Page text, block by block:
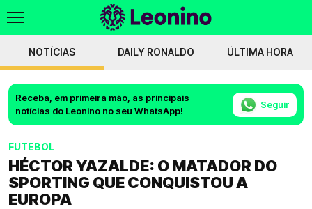
NOTÍCIAS DAILY RONALDO ÚLTIMA HORA
Receba, em primeira mão, as principais
notícias do Leonino no seu WhatsApp!
Seguir
FUTEBOL
HÉCTOR YAZALDE: O MATADOR DO
SPORTING QUE CONQUISTOU A
EUROPA